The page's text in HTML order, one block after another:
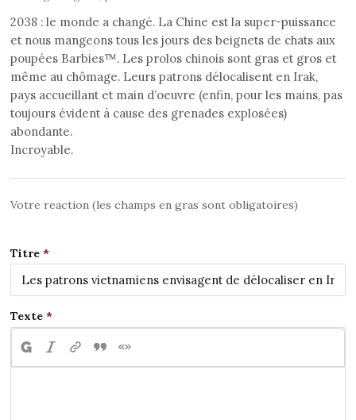
2038 : le monde a changé. La Chine est la super-puissance
et nous mangeons tous les jours des beignets de chats aux
poupées Barbies™. Les prolos chinois sont gras et gros et
même au chômage. Leurs patrons délocalisent en Irak,
pays accueillant et main d’oeuvre (enfin, pour les mains, pas
toujours évident à cause des grenades explosées)
abondante.
Incroyable.
Votre reaction (les champs en gras sont obligatoires)
Titre
Texte